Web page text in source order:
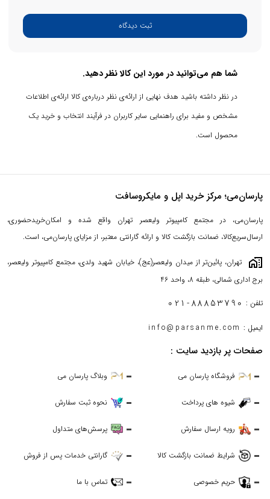
ثبت دیدگاه
شما هم می‌توانید در مورد این کالا نظر دهید.
در نظر داشته باشید هدف نهایی از ارائه‌ی نظر درباره‌ی کالا ارائه‌ی اطلاعات
مشخص و مفید برای راهنمایی سایر کاربران در فرآیند انتخاب و خرید یک
محصول است.
پارسان‌می؛ مرکز خرید اپل و مایکروسافت
پارسان‌می، در مجتمع کامپیوتر ولیعصر تهران واقع شده و امکان‌خریدحضوری،
ارسال‌سریع‌کالا، ضمانت بازگشت کالا و ارائه گارانتی معتبر، از مزایای پارسان‌می، است.
maps_home_work
تهران، پائین‌تر از میدان ولیعصر(عج)، خیابان شهید ولدی، مجتمع کامپیوتر ولیعصر،
برج اداری شمالی، طبقه 8، واحد 46
تلفن : 021-88853790
ایمیل : info@parsanme.com
صفحات پر بازدید سایت :
فروشگاه پارسان می وبلاگ پارسان می
شیوه های پرداخت نحوه ثبت سفارش
رویه ارسال سفارش پرسش‌های متداول
شرایط ضمانت بازگشت کالا گارانتی خدمات پس از فروش
حریم خصوصی تماس با ما